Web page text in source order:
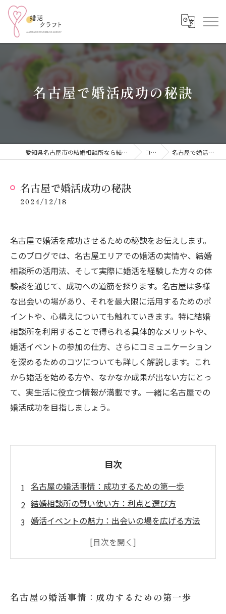
名古屋で婚活成功の秘訣
愛知県名古屋市の結婚相談所なら結婚相談所 婚活クラフト コラム 名古屋で婚活成功の秘訣
名古屋で婚活成功の秘訣
2024/12/18
名古屋で婚活を成功させるための秘訣をお伝えします。
このブログでは、名古屋エリアでの婚活の実情や、結婚
相談所の活用法、そして実際に婚活を経験した方々の体
験談を通じて、成功への道筋を探ります。名古屋は多様
な出会いの場があり、それを最大限に活用するためのポ
イントや、心構えについても触れていきます。特に結婚
相談所を利用することで得られる具体的なメリットや、
婚活イベントの参加の仕方、さらにコミュニケーション
を深めるためのコツについても詳しく解説します。これ
から婚活を始める方や、なかなか成果が出ない方にとっ
て、実生活に役立つ情報が満載です。一緒に名古屋での
婚活成功を目指しましょう。
目次
名古屋の婚活事情：成功するための第一歩
結婚相談所の賢い使い方：利点と選び方
婚活イベントの魅力：出会いの場を広げる方法
コミュニケーションのコツ：心をつかむ第一印
名古屋で婚活を成功させるための総まとめ
名古屋の婚活事情：成功するための第一歩